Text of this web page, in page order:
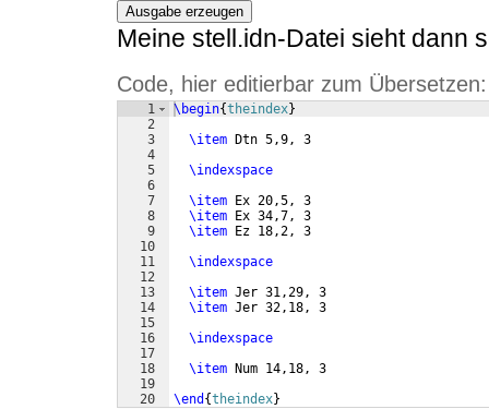
Ausgabe erzeugen
Meine stell.idn-Datei sieht dann
Code, hier editierbar zum Übersetzen:
1
2
3
4
5
6
7
8
9
10
11
12
13
14
15
16
17
18
19
20
\begin{theindex}
\item Dtn 5,9, 3
\indexspace
\item Ex 20,5, 3
\item Ex 34,7, 3
\item Ez 18,2, 3
\indexspace
\item Jer 31,29, 3
\item Jer 32,18, 3
\indexspace
\item Num 14,18, 3
\end {theindex}